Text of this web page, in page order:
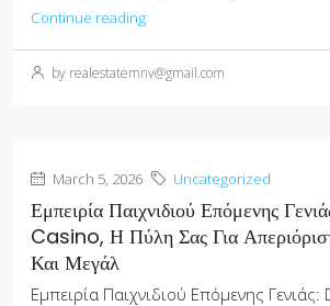
Continue reading
by realestatemnv@gmail.com
March 5, 2026 Uncategorized
Εμπειρία Παιχνιδιού Επόμενης
Casino, Η Πύλη Σας Για
Και Μεγάλ
Εμπειρία Παιχνιδιού Επόμενης